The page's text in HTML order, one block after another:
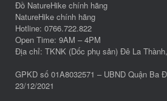
Đồ NatureHike chính hãng
NatureHike chính hãng
Hotline: 0766.722.822
Open Time: 9AM – 4PM
Địa chỉ: TKNK (Dốc phụ sản) Đê La
GPKD số 01A8032571 – UBND Quận Ba
23/12/2021